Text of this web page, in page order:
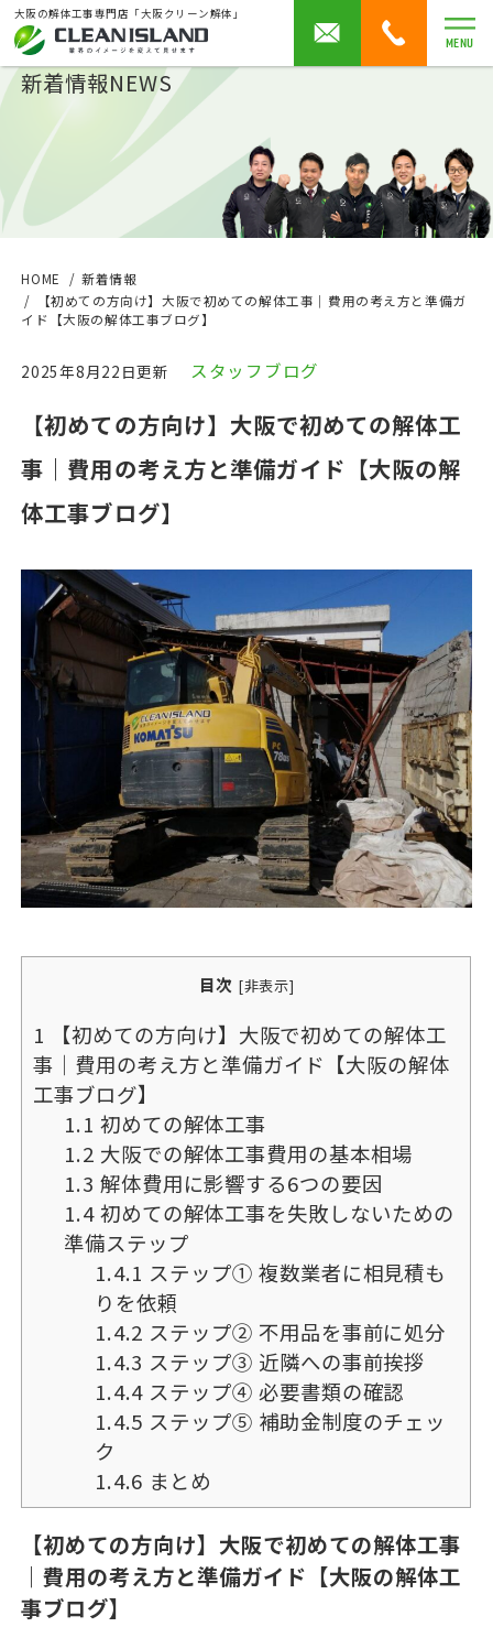
大阪の解体工事専門店「大阪クリーン解体」
MENU
新着情報NEWS
HOME
新着情報
【初めての方向け】大阪で初めての解体工事｜費用の考え方と準備ガ
イド【大阪の解体工事ブログ】
2025年8月22日更新 スタッフブログ
【初めての方向け】大阪で初めての解体工
事｜費用の考え方と準備ガイド【大阪の解
体工事ブログ】
目次 [非表示]
1 【初めての方向け】大阪で初めての解体工
事｜費用の考え方と準備ガイド【大阪の解体
工事ブログ】
1.1 初めての解体工事
1.2 大阪での解体工事費用の基本相場
1.3 解体費用に影響する6つの要因
1.4初めての解体工事を失敗しないための
準備ステップ
1.4.1 ステップ① 複数業者に相見積も
りを依頼
1.4.2 ステップ② 不用品を事前に処分
1.4.3 ステップ③ 近隣への事前挨拶
1.4.4 ステップ④ 必要書類の確認
1.4.5 ステップ⑤ 補助金制度のチェッ
ク
1.4.6 まとめ
【初めての方向け】大阪で初めての解体工事
｜費用の考え方と準備ガイド【大阪の解体工
事ブログ】